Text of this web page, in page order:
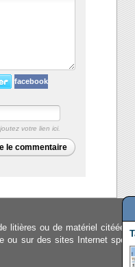
facebook
votre lien ici.
le commentaire
litières ou de matériel citéées.
ou sur des sites Internet